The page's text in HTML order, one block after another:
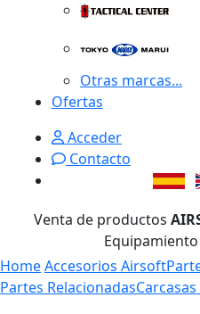
Otras marcas...
Ofertas
Acceder
Contacto
Venta de productos
HomeAccesorios Airsoft
Partes Relacionadas